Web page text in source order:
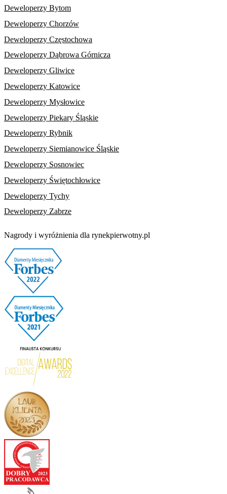
Deweloperzy Bytom
Deweloperzy Chorzów
Deweloperzy Częstochowa
Deweloperzy Dąbrowa Górnicza
Deweloperzy Gliwice
Deweloperzy Katowice
Deweloperzy Mysłowice
Deweloperzy Piekary Śląskie
Deweloperzy Rybnik
Deweloperzy Siemianowice Śląskie
Deweloperzy Sosnowiec
Deweloperzy Świętochłowice
Deweloperzy Tychy
Deweloperzy Zabrze
Nagrody i wyróżnienia dla rynekpierwotny.pl